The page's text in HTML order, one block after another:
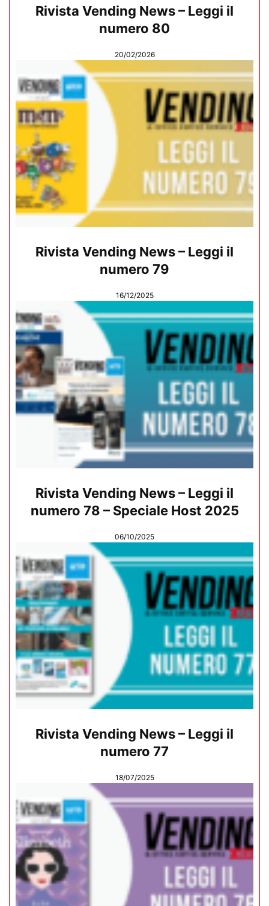
Rivista Vending News – Leggi il
numero 80
20/02/2026
Rivista Vending News – Leggi il
numero 79
16/12/2025
Rivista Vending News – Leggi il
numero 78 – Speciale Host 2025
06/10/2025
Rivista Vending News – Leggi il
numero 77
18/07/2025